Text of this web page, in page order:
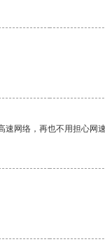
网络，再也不用担心网速